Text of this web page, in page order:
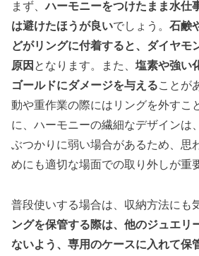
まず、ハーモニーをつけたまま水仕
は避けたほうが良いでしょう。 石鹸
どがリングに付着すると、ダイヤモ
原因 となります。また、 塩素や強い
ゴールドにダメージを与えることが
動や重作業の際にはリングを外すこ
に、ハーモニーの繊細なデザインは
ぶつかりに弱い場合があるため、思
めにも適切な場面での取り外しが重
普段使いする場合は、収納方法にも
ングを保管する際は、他のジュエリ
ないよう、専用のケースに入れて保